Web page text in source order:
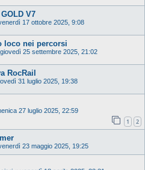
V7
17 ottobre 2025, 9:08
loco nei percorsi
giovedì 25 settembre 2025, 21:02
RocRail
31 luglio 2025, 19:38
27 luglio 2025, 22:59
1 2
23 maggio 2025, 19:25